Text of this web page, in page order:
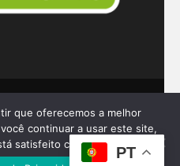
Rara Themes. Powered
. PT
que oferecemos a melhor
continuar a usar este site,
satisfeito com ele.